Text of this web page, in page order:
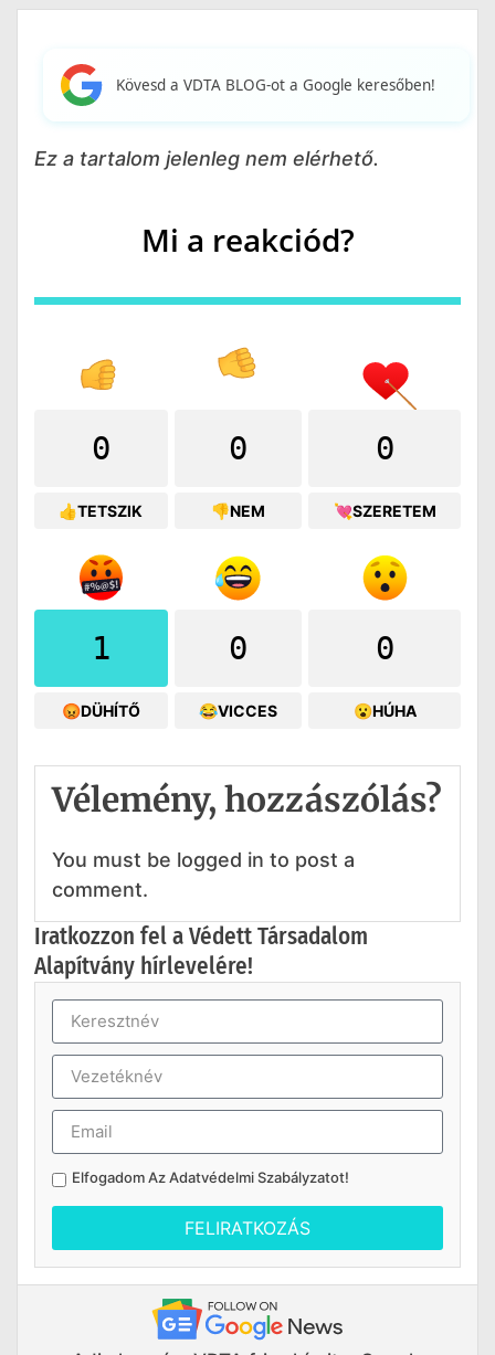
Kövesd a VDTA BLOG-ot a Google keresőben!
Ez a tartalom jelenleg nem elérhető.
Mi a reakciód?
0
👍TETSZIK
0
👎NEM
0
💘SZERETEM
1
😡DÜHÍTŐ
0
😂VICCES
0
😮HÚHA
Vélemény, hozzászólás?
You must be logged in to post a
comment.
Iratkozzon fel a Védett Társadalom
Alapítvány hírlevelére!
Elfogadom AzAdatvédelmi Szabályzatot!
FELIRATKOZÁS